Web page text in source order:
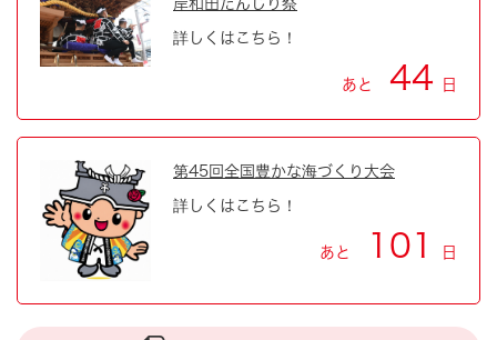
岸和田だんじり祭
詳しくはこちら！
あと 44 日
第45回全国豊かな海づくり大会
詳しくはこちら！
あと 101 日